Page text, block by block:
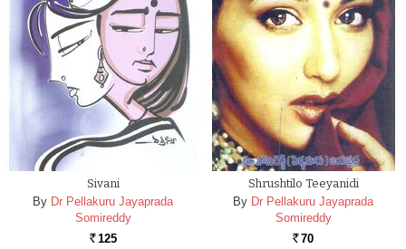
Sivani
By Dr Pellakuru Jayaprada
Somireddy
Rs. 125
Shrushtilo Teeyanidi
By Dr Pellakuru Jayaprada
Somireddy
Rs. 70